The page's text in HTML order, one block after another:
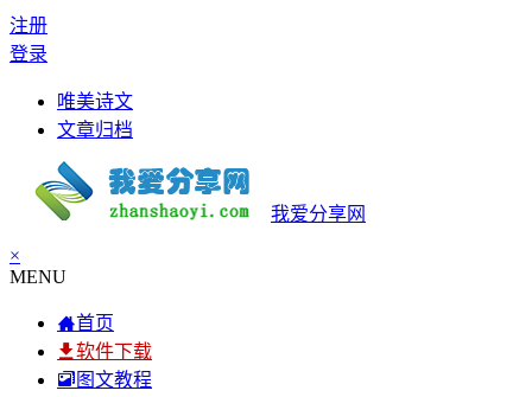
注册
登录
唯美诗文
文章归档
我爱分享网
×
MENU
首页
软件下载
图文教程